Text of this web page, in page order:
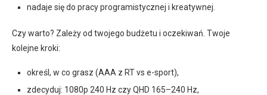
nadaje się do pracy programistycznej i kreatywnej.
Czy warto? Zależy od twojego budżetu i oczekiwań. Twoje
kolejne kroki:
określ, w co grasz (AAA z RT vs e-sport),
zdecyduj: 1080p 240 Hz czy QHD 165–240 Hz,